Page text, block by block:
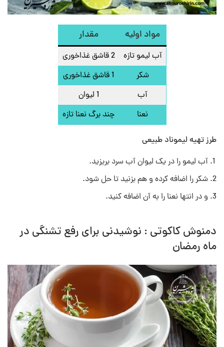
مواد اولیه مقدار
آب لیمو تازه
2 قاشق غذاخوری
شکر
1 قاشق غذاخوری
آب
1 لیوان
نعنا
چند برگ نعنا تازه
طرز تهیه لیموناد طبیعی
آب لیمو را در یک لیوان آب سرد بریزید.
شکر را اضافه کرده و هم بزنید تا حل شود.
و در انتها نعنا را به آن اضافه کنید.
دمنوش‌ کاکوتی : نوشیدنی برای رفع تشنگی در
ماه رمضان